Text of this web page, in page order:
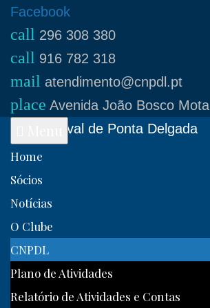
Skip
content
Facebook
call 296 308 380
call 916 782 318
mail atendimento@cnpdl.pt
place Avenida João Bosco
Clube Naval de Ponta Delgada
Home
Sócios
Notícias
O Clube
CNPDL
Plano de Atividades
Relatório de Atividades e Contas